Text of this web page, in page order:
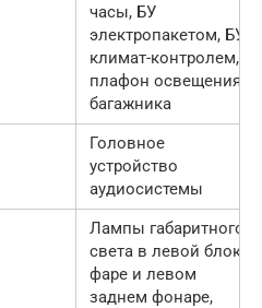
часы, БУ
электропакетом, БУ
климат-контролем,
плафон освещения
багажника
Головное
устройство
аудиосистемы
Лампы габаритного
света в левой блок-
фаре и левом
заднем фонаре,